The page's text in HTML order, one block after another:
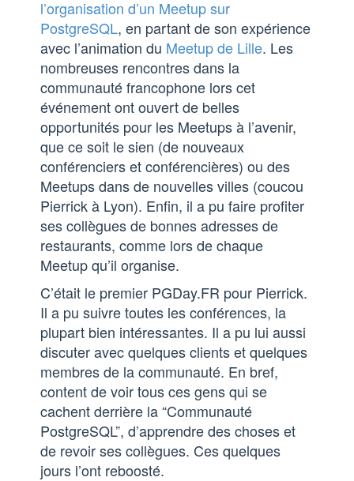
l’organisation d’un Meetup sur
PostgreSQL, en partant de son expérience
avec l’animation du Meetup de Lille. Les
nombreuses rencontres dans la
communauté francophone lors cet
événement ont ouvert de belles
opportunités pour les Meetups à l’avenir,
que ce soit le sien (de nouveaux
conférenciers et conférencières) ou des
Meetups dans de nouvelles villes (coucou
Pierrick à Lyon). Enfin, il a pu faire profiter
ses collègues de bonnes adresses de
restaurants, comme lors de chaque
Meetup qu’il organise.
C’était le premier PGDay.FR pour Pierrick.
Il a pu suivre toutes les conférences, la
plupart bien intéressantes. Il a pu lui aussi
discuter avec quelques clients et quelques
membres de la communauté. En bref,
content de voir tous ces gens qui se
cachent derrière la “Communauté
PostgreSQL”, d’apprendre des choses et
de revoir ses collègues. Ces quelques
jours l’ont reboosté.